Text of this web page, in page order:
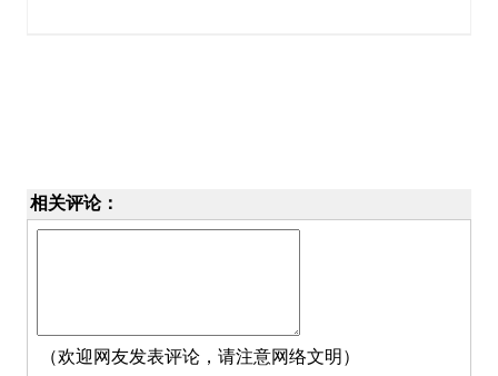
相关评论：
（欢迎网友发表评论，请注意网络文明）